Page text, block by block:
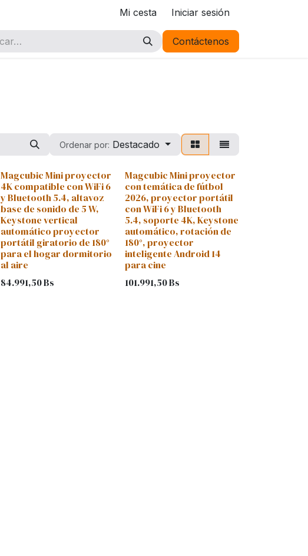
Mi cesta Iniciar sesión
Contáctenos
Ordenar por: Destacado
Magcubic Mini proyector
4K compatible con WiFi 6
y Bluetooth 5.4, altavoz
base de sonido de 5 W,
Keystone vertical
automático proyector
portátil giratorio de 180°
para el hogar dormitorio
al aire
84.991,50Bs
Magcubic Mini proyector
con temática de fútbol
2026, proyector portátil
con WiFi 6 y Bluetooth
5.4, soporte 4K, Keystone
automático, rotación de
180°, proyector
inteligente Android 14
para cine
101.991,50Bs